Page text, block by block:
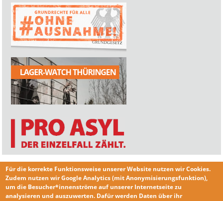
Für die korrekte Funktionsweise unserer Website nutzen wirCookies.
Zudem nutzen wirGoogle Analytics(mit Anonymisierungsfunktion),
um die Besucher*innenströme auf unserer Internetseite zu
analysieren und auszuwerten. Dafür werden Daten über ihr